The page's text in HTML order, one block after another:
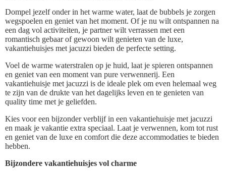
Dompel jezelf onder in het warme water, laat de bubbels je zorgen
wegspoelen en geniet van het moment. Of je nu wilt ontspannen na
een dag vol activiteiten, je partner wilt verrassen met een
romantisch gebaar of gewoon wilt genieten van de luxe,
vakantiehuisjes met jacuzzi bieden de perfecte setting.
Voel de warme waterstralen op je huid, laat je spieren ontspannen
en geniet van een moment van pure verwennerij. Een
vakantiehuisje met jacuzzi is de ideale plek om even helemaal weg
te zijn van de drukte van het dagelijks leven en te genieten van
quality time met je geliefden.
Kies voor een bijzonder verblijf in een vakantiehuisje met jacuzzi
en maak je vakantie extra speciaal. Laat je verwennen, kom tot rust
en geniet van de luxe en comfort die deze accommodaties te bieden
hebben.
Bijzondere vakantiehuisjes vol charme